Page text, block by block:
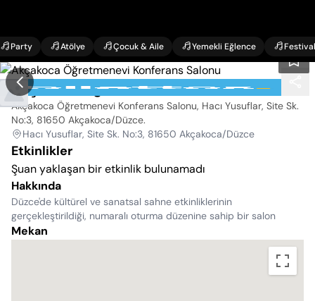
Party Atölye Çocuk & Aile Yemekli Eğlence Festival
Akçakoca Öğretmenevi Konferans Salonu
Akçakoca Öğretmenevi Konferans Salonu, Hacı Yusuflar, Site Sk.
No:3, 81650 Akçakoca/Düzce.
Hacı Yusuflar, Site Sk. No:3, 81650 Akçakoca/Düzce
Etkinlikler
Şuan yaklaşan bir etkinlik bulunamadı
Hakkında
Düzce'de kültürel ve sanatsal sahne etkinliklerinin
gerçekleştirildiği, numaralı oturma düzenine sahip bir salon
Mekan